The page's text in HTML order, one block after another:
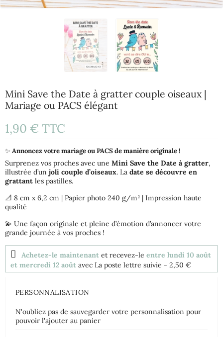
Mini Save the Date à gratter couple oiseaux |
Mariage ou PACS élégant
1,90 € TTC
✨ Annoncez votre mariage ou PACS de manière originale !
Surprenez vos proches avec une Mini Save the Date à gratter,
illustrée d’un joli couple d’oiseaux. La date se découvre en
grattant les pastilles.
📐 8 cm x 6,2 cm | Papier photo 240 g/m² | Impression haute
qualité
💫 Une façon originale et pleine d’émotion d’annoncer votre
grande journée à vos proches !
Achetez-le maintenant et recevez-le entre lundi 10 août
et mercredi 12 août avec La poste lettre suivie - 2,50 €
PERSONNALISATION
N'oubliez pas de sauvegarder votre personnalisation pour
pouvoir l'ajouter au panier